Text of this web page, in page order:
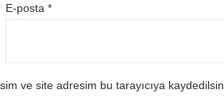
E-posta*
ve site adresim bu tarayıcıya kaydedilsin.